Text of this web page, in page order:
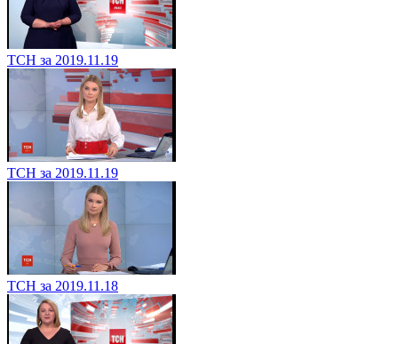
ТСН за 2019.11.19
ТСН за 2019.11.19
ТСН за 2019.11.18